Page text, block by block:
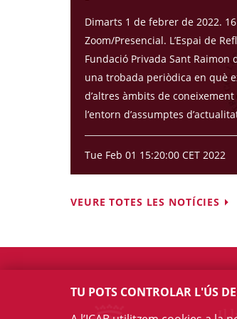
Dimarts 1 de febrer de 2022.
Zoom/Presencial. L’Espai de
Fundació Privada Sant Raimon
una trobada periòdica en què
d’altres àmbits de
l’entorn d’assumptes
Tue Feb 01 15:20:00 CET 2022
VEURE TOTES LES NOTÍCIES
TU POTS CONTROLAR L'ÚS